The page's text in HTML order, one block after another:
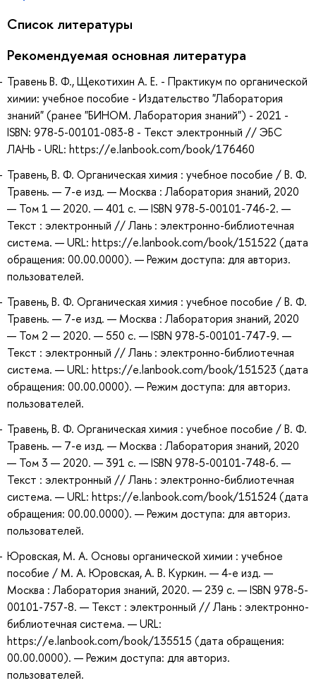
Список литературы
Рекомендуемая основная литература
Травень В. Ф., Щекотихин А. Е. - Практикум по органической
химии: учебное пособие - Издательство "Лаборатория
знаний" (ранее "БИНОМ. Лаборатория знаний") - 2021 -
ISBN: 978-5-00101-083-8 - Текст электронный // ЭБС
ЛАНЬ - URL: https://e.lanbook.com/book/176460
Травень, В. Ф. Органическая химия : учебное пособие / В. Ф.
Травень. — 7-е изд. — Москва : Лаборатория знаний, 2020
— Том 1 — 2020. — 401 с. — ISBN 978-5-00101-746-2. —
Текст : электронный // Лань : электронно-библиотечная
система. — URL: https://e.lanbook.com/book/151522 (дата
обращения: 00.00.0000). — Режим доступа: для авториз.
пользователей.
Травень, В. Ф. Органическая химия : учебное пособие / В. Ф.
Травень. — 7-е изд. — Москва : Лаборатория знаний, 2020
— Том 2 — 2020. — 550 с. — ISBN 978-5-00101-747-9. —
Текст : электронный // Лань : электронно-библиотечная
система. — URL: https://e.lanbook.com/book/151523 (дата
обращения: 00.00.0000). — Режим доступа: для авториз.
пользователей.
Травень, В. Ф. Органическая химия : учебное пособие / В. Ф.
Травень. — 7-е изд. — Москва : Лаборатория знаний, 2020
— Том 3 — 2020. — 391 с. — ISBN 978-5-00101-748-6. —
Текст : электронный // Лань : электронно-библиотечная
система. — URL: https://e.lanbook.com/book/151524 (дата
обращения: 00.00.0000). — Режим доступа: для авториз.
пользователей.
Юровская, М. А. Основы органической химии : учебное
пособие / М. А. Юровская, А. В. Куркин. — 4-е изд. —
Москва : Лаборатория знаний, 2020. — 239 с. — ISBN 978-5-
00101-757-8. — Текст : электронный // Лань : электронно-
библиотечная система. — URL:
https://e.lanbook.com/book/135515 (дата обращения:
00.00.0000). — Режим доступа: для авториз.
пользователей.